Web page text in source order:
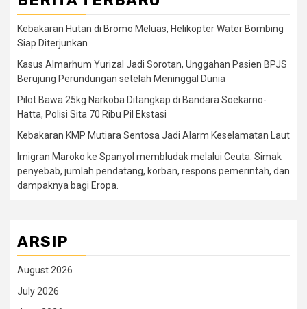
Kebakaran Hutan di Bromo Meluas, Helikopter Water Bombing
Siap Diterjunkan
Kasus Almarhum Yurizal Jadi Sorotan, Unggahan Pasien BPJS
Berujung Perundungan setelah Meninggal Dunia
Pilot Bawa 25kg Narkoba Ditangkap di Bandara Soekarno-
Hatta, Polisi Sita 70 Ribu Pil Ekstasi
Kebakaran KMP Mutiara Sentosa Jadi Alarm Keselamatan Laut
Imigran Maroko ke Spanyol membludak melalui Ceuta. Simak
penyebab, jumlah pendatang, korban, respons pemerintah, dan
dampaknya bagi Eropa.
ARSIP
August 2026
July 2026